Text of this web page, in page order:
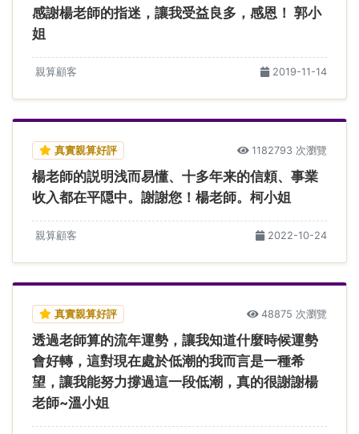
感謝楊老師的指迷，讓我受益良多，感恩！ 郭小
姐
親算顧客 2019-11-14
真實親算好評 1182793 次瀏覽
楊老師的説明浅而易懂、十多年来的信頼、事業
收入都在平隠中。謝謝您！楊老師。柯小姐
親算顧客 2022-10-24
真實親算好評 48875 次瀏覽
透過老師算的流年運勢，讓我知道什麼時候運勢
會好轉，這對現在處於低潮的我而言是一種希
望，讓我能努力撐過這一段低潮，真的很謝謝楊
老師~溫小姐